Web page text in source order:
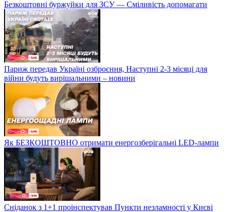
Безкоштовні буржуйки для ЗСУ — Сміливість допомагати
Париж передав Україні озброєння, Наступні 2-3 місяці для
війни будуть вирішальними – новини
Як БЕЗКОШТОВНО отримати енергозберігальні LED-лампи
Сніданок з 1+1 проінспектував Пункти незламності у Києві